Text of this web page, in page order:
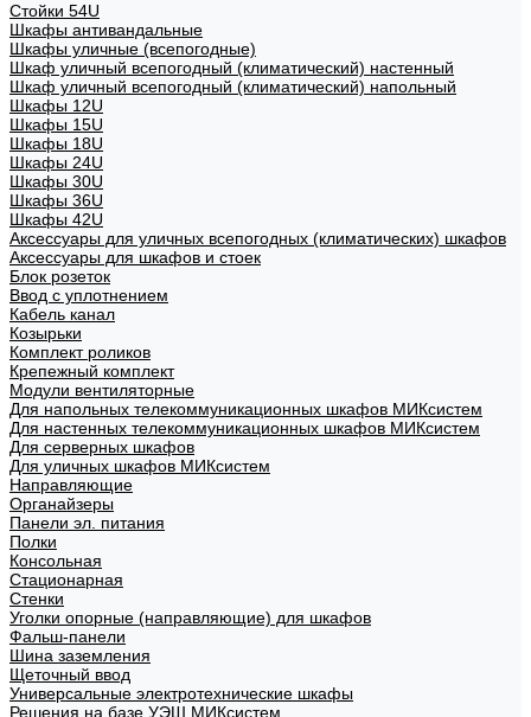
Стойки 54U
Шкафы антивандальные
Шкафы уличные (всепогодные)
Шкаф уличный всепогодный (климатический) настенный
Шкаф уличный всепогодный (климатический) напольный
Шкафы 12U
Шкафы 15U
Шкафы 18U
Шкафы 24U
Шкафы 30U
Шкафы 36U
Шкафы 42U
Аксессуары для уличных всепогодных (климатических) шкафов
Аксессуары для шкафов и стоек
Блок розеток
Ввод с уплотнением
Кабель канал
Козырьки
Комплект роликов
Крепежный комплект
Модули вентиляторные
Для напольных телекоммуникационных шкафов МИКсистем
Для настенных телекоммуникационных шкафов МИКсистем
Для серверных шкафов
Для уличных шкафов МИКсистем
Направляющие
Органайзеры
Панели эл. питания
Полки
Консольная
Стационарная
Стенки
Уголки опорные (направляющие) для шкафов
Фальш-панели
Шина заземления
Щеточный ввод
Универсальные электротехнические шкафы
Решения на базе УЭШ МИКсистем